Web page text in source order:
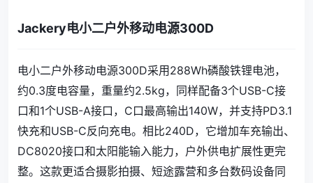
Jackery电小二户外移动电源300D
电小二户外移动电源300D采用288Wh磷酸铁锂电池，
约0.3度电容量，重量约2.5kg，同样配备3个USB-C接
口和1个USB-A接口，C口最高输出140W，并支持PD3.1
快充和USB-C反向充电。相比240D，它增加车充输出、
DC8020接口和太阳能输入能力，户外供电扩展性更完
整。这款更适合摄影拍摄、短途露营和多台数码设备同